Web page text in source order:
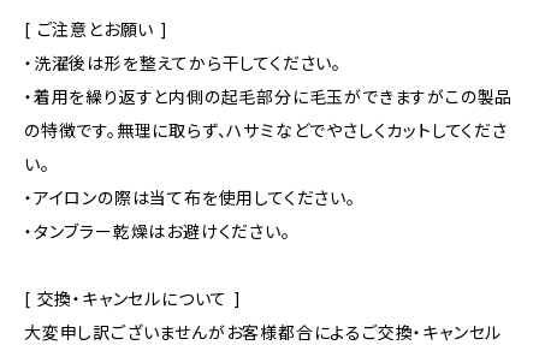
[ ご注意とお願い ]
・洗濯後は形を整えてから干してください。
・着用を繰り返すと内側の起毛部分に毛玉ができますがこの製品
の特徴です。無理に取らず、ハサミなどでやさしくカットしてくださ
い。
・アイロンの際は当て布を使用してください。
・タンブラー乾燥はお避けください。
[ 交換・キャンセルについて ]
大変申し訳ございませんがお客様都合によるご交換・キャンセル